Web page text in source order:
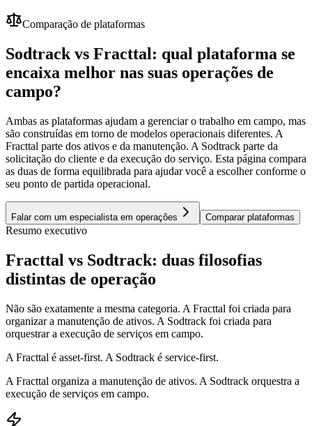
Comparação de plataformas
Sodtrack vs Fracttal: qual plataforma se
encaixa melhor nas suas operações de
campo?
Ambas as plataformas ajudam a gerenciar o trabalho em campo, mas
são construídas em torno de modelos operacionais diferentes. A
Fracttal parte dos ativos e da manutenção. A Sodtrack parte da
solicitação do cliente e da execução do serviço. Esta página compara
as duas de forma equilibrada para ajudar você a escolher conforme o
seu ponto de partida operacional.
Falar com um especialista em operações Comparar plataformas
Resumo executivo
Fracttal vs Sodtrack: duas filosofias
distintas de operação
Não são exatamente a mesma categoria. A Fracttal foi criada para
organizar a manutenção de ativos. A Sodtrack foi criada para
orquestrar a execução de serviços em campo.
A Fracttal é asset-first. A Sodtrack é service-first.
A Fracttal organiza a manutenção de ativos. A Sodtrack orquestra a
execução de serviços em campo.